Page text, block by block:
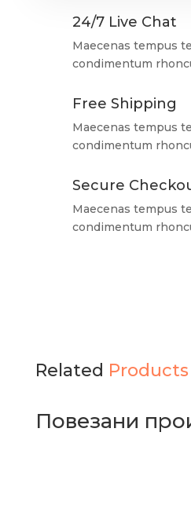
24/7 Live Chat
Maecenas tempus
condimentum
Free Shipping
Maecenas tempus
condimentum
Secure
Maecenas tempus
condimentum
Related Products
Повезани